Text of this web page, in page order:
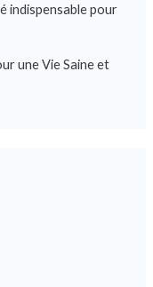
indispensable pour
une Vie Saine et